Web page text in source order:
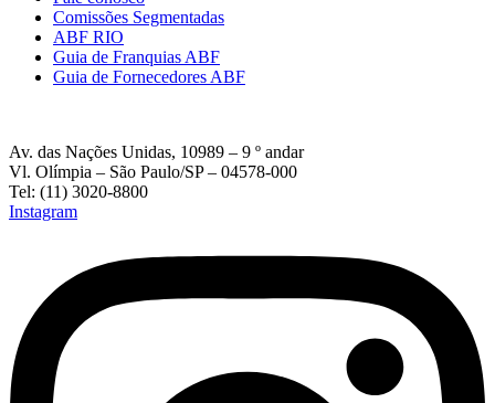
Comissões Segmentadas
ABF RIO
Guia de Franquias ABF
Guia de Fornecedores ABF
Av. das Nações Unidas, 10989 – 9 º andar
Vl. Olímpia – São Paulo/SP – 04578-000
Tel: (11) 3020-8800
Instagram